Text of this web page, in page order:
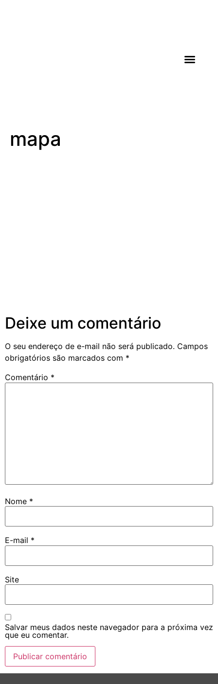
mapa
Deixe um comentário
O seu endereço de e-mail não será publicado. Campos
obrigatórios são marcados com *
Comentário *
Nome *
E-mail *
Site
Salvar meus dados neste navegador para a próxima vez
que eu comentar.